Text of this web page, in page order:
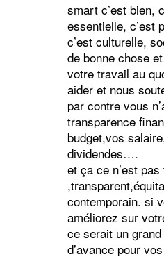
smart c’est bien,
essentielle, c’est
c’est culturelle,
de bonne chose
votre travail au
aider et nous
par contre vous
transparence
budget,vos
dividendes….
et ça ce n’est
contemporain. si
améliorez sur
ce serait un
d’avance pour